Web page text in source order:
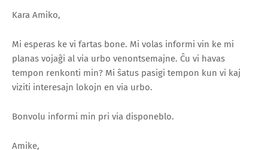
Kara Amiko,
Mi esperas ke vi fartas bone. Mi volas informi vin ke mi
planas vojaĝi al via urbo venontsemajne. Ĉu vi havas
tempon renkonti min? Mi ŝatus pasigi tempon kun vi kaj
viziti interesajn lokojn en via urbo.
Bonvolu informi min pri via disponeblo.
Amike,